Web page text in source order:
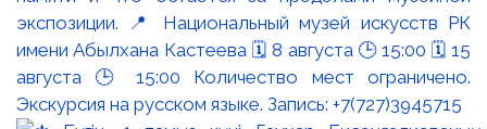
экспозиции. 📍 Национальный музей искусств РК
имени Абылхана Кастеева 🗓 8 августа 🕒 15:00 🗓 15
августа 🕒 15:00 Количество мест ограничено.
Экскурсия на русском языке. Запись: +7(727)3945715